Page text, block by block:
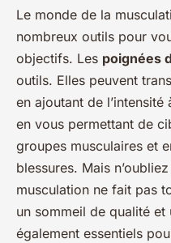
Le monde de la
nombreux outils pour
objectifs. Les poignées
outils. Elles peuvent
en ajoutant de
en vous permettant de
groupes musculaires et
blessures. Mais
musculation ne fait pas
un sommeil de qualité
également essentiels